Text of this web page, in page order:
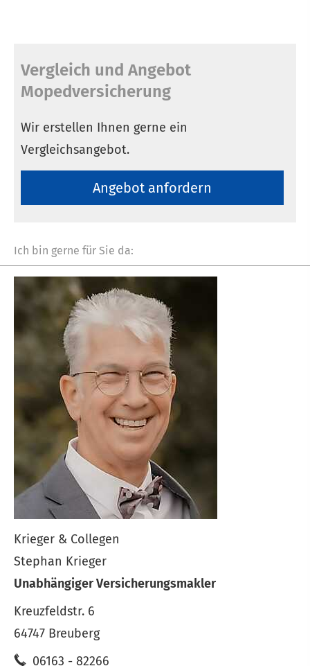
Vergleich und Angebot
Mopedversicherung
Wir erstellen Ihnen gerne ein
Vergleichsangebot.
An­ge­bot an­for­dern
Ich bin gerne für Sie da:
Krieger & Collegen
Stephan Krieger
Unabhängiger Ver­sicherungs­makler
Kreuzfeldstr. 6
64747 Breuberg
06163 - 82266